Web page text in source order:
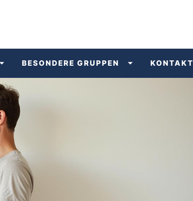
BESONDERE GRUPPEN KONTAKT